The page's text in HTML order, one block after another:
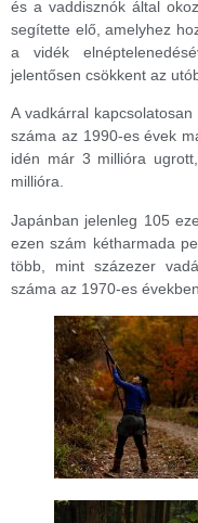
és a vaddisznók által
segítette elő, amelyhez
a vidék
jelentősen csökkent az
A vadkárral
száma az 1990-es évek
idén már 3 millióra
millióra.
Japánban jelenleg 105
ezen szám kétharmada
több, mint százezer
száma az 1970-es